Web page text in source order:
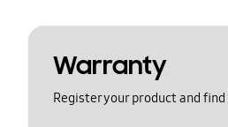
Warranty
Register your product and